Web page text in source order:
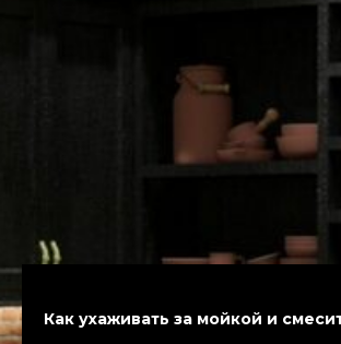
Как ухаживать за мойкой и